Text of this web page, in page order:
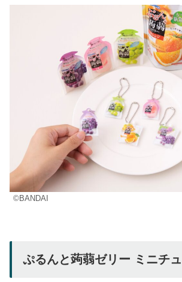
©BANDAI
ぷるんと蒟蒻ゼリー ミニチ